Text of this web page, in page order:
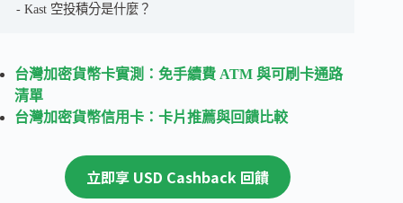
Kast 空投積分是什麼？
台灣加密貨幣卡實測：免手續費 ATM 與可刷卡通路
清單
台灣加密貨幣信用卡：卡片推薦與回饋比較
立即享 USD Cashback 回饋